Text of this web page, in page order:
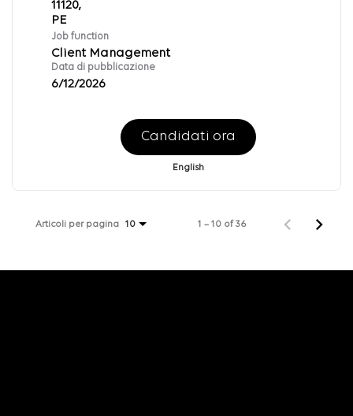
11120,
Job function
Client Management
Data di pubblicazione
6/12/2026
Candidati ora
English
Articoli per pagina 10 1 – 10 of 36